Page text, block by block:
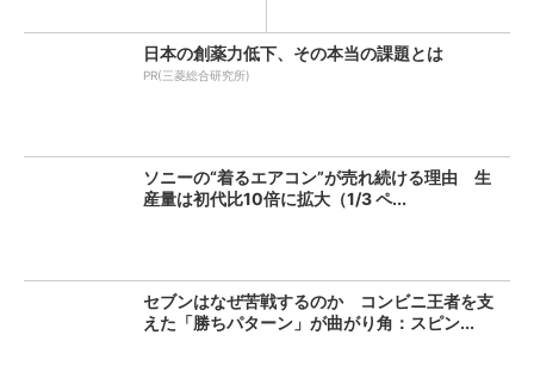
日本の創薬力低下、その本当の課題とは
PR(三菱総合研究所)
ソニーの“着るエアコン”が売れ続ける理由 生
産量は初代比10倍に拡大（1/3 ペ...
セブンはなぜ苦戦するのか コンビニ王者を支
えた「勝ちパターン」が曲がり角：スピン...